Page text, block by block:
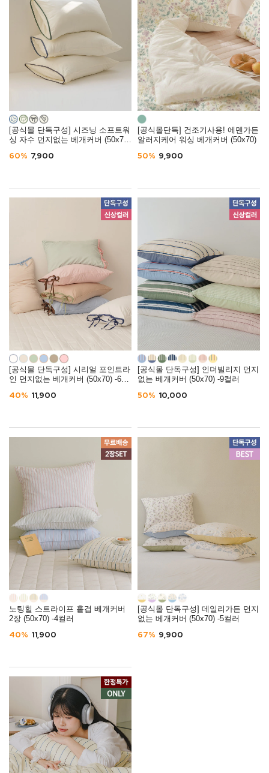
[공식몰 단독구성] 시즈닝 소프트워
싱 자수 먼지없는 베개커버 (50x70)
60% 7,900
[공식몰단독] 건조기사용! 에덴가든
알러지케어 워싱 베개커버 (50x70)
50% 9,900
[공식몰 단독구성] 시리얼 포인트라
인 먼지없는 베개커버 (50x70) -6컬
40% 11,900
[공식몰 단독구성] 인더빌리지 먼지
없는 베개커버 (50x70) -9컬러
50% 10,000
노팅힐 스트라이프 홑겹 베개커버
2장 (50x70) -4컬러
40% 11,900
[공식몰 단독구성] 데일리가든 먼지
없는 베개커버 (50x70) -5컬러
67% 9,900